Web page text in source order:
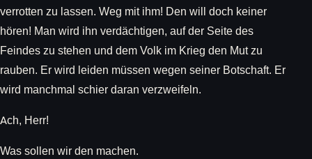
verrotten zu lassen. Weg mit ihm! Den will doch keiner
hören! Man wird ihn verdächtigen, auf der Seite des
Feindes zu stehen und dem Volk im Krieg den Mut zu
rauben. Er wird leiden müssen wegen seiner Botschaft. Er
wird manchmal schier daran verzweifeln.
Ach, Herr!
Was sollen wir den machen.